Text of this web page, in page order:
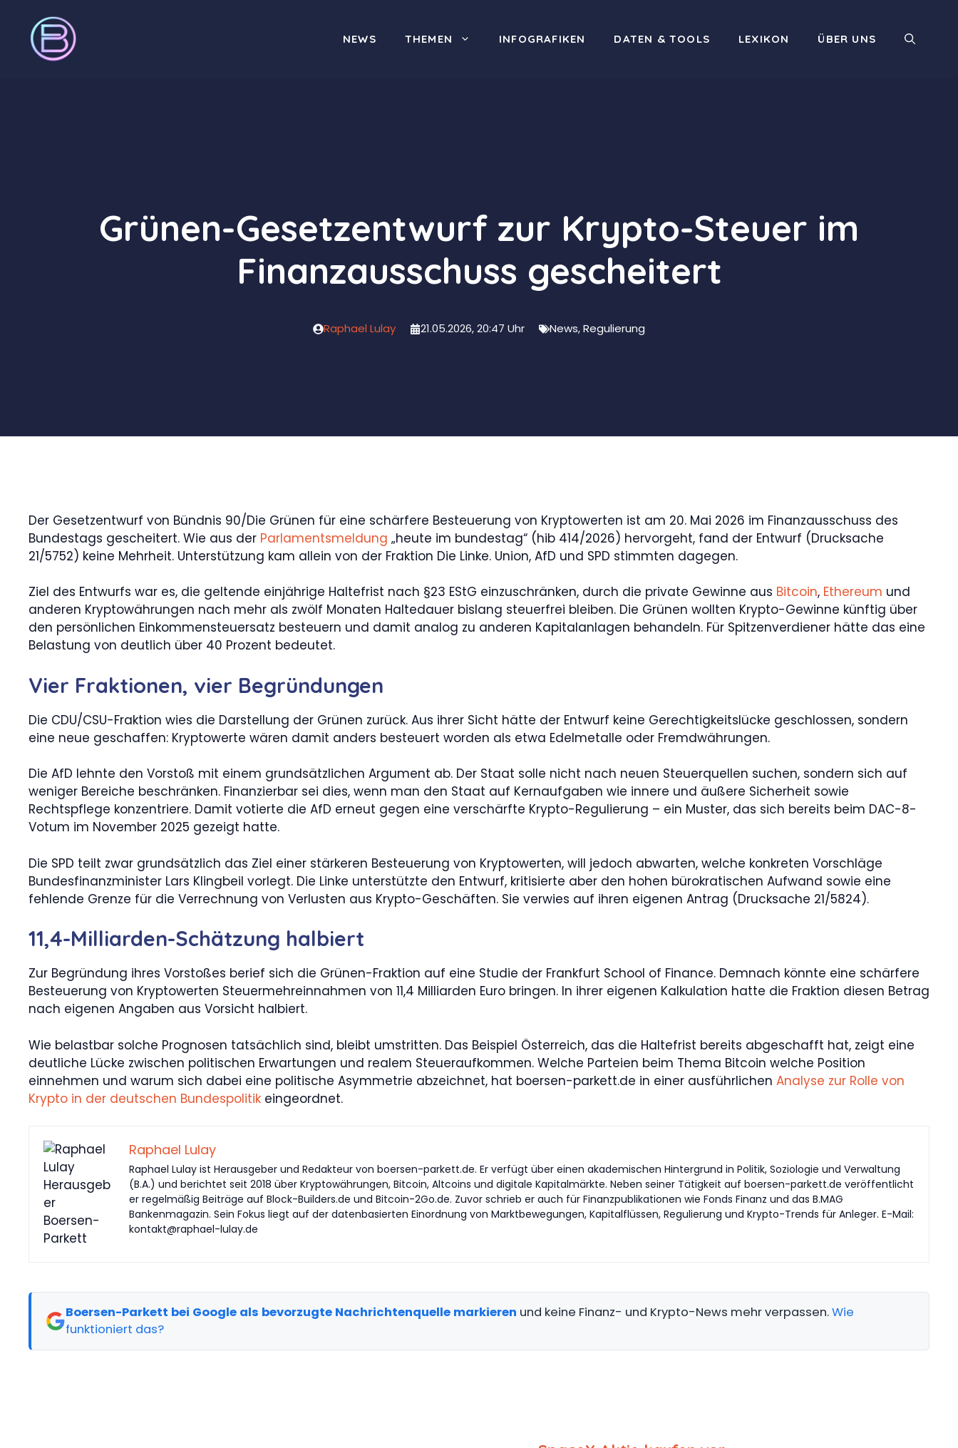
Inhalt
springen
NEWS THEMEN INFOGRAFIKEN DATEN & TOOLS LEXIKON ÜBER UNS
Grünen-Gesetzentwurf zur Krypto-Steuer im
Finanzausschuss gescheitert
Raphael Lulay 21.05.2026, 20:47 Uhr News,Regulierung
Der Gesetzentwurf von Bündnis 90/Die Grünen für eine schärfere Besteuerung von Kryptowerten ist am 20. Mai 2026 im Finanzausschuss des
Bundestags gescheitert. Wie aus der Parlamentsmeldung „heute im bundestag“ (hib 414/2026) hervorgeht, fand der Entwurf (Drucksache
21/5752) keine Mehrheit. Unterstützung kam allein von der Fraktion Die Linke. Union, AfD und SPD stimmten dagegen.
Ziel des Entwurfs war es, die geltende einjährige Haltefrist nach §23 EStG einzuschränken, durch die private Gewinne aus Bitcoin, Ethereum und
anderen Kryptowährungen nach mehr als zwölf Monaten Haltedauer bislang steuerfrei bleiben. Die Grünen wollten Krypto-Gewinne künftig über
den persönlichen Einkommensteuersatz besteuern und damit analog zu anderen Kapitalanlagen behandeln. Für Spitzenverdiener hätte das eine
Belastung von deutlich über 40 Prozent bedeutet.
Vier Fraktionen, vier Begründungen
Die CDU/CSU-Fraktion wies die Darstellung der Grünen zurück. Aus ihrer Sicht hätte der Entwurf keine Gerechtigkeitslücke geschlossen, sondern
eine neue geschaffen: Kryptowerte wären damit anders besteuert worden als etwa Edelmetalle oder Fremdwährungen.
Die AfD lehnte den Vorstoß mit einem grundsätzlichen Argument ab. Der Staat solle nicht nach neuen Steuerquellen suchen, sondern sich auf
weniger Bereiche beschränken. Finanzierbar sei dies, wenn man den Staat auf Kernaufgaben wie innere und äußere Sicherheit sowie
Rechtspflege konzentriere. Damit votierte die AfD erneut gegen eine verschärfte Krypto-Regulierung – ein Muster, das sich bereits beim DAC-8-
Votum im November 2025 gezeigt hatte.
Die SPD teilt zwar grundsätzlich das Ziel einer stärkeren Besteuerung von Kryptowerten, will jedoch abwarten, welche konkreten Vorschläge
Bundesfinanzminister Lars Klingbeil vorlegt. Die Linke unterstützte den Entwurf, kritisierte aber den hohen bürokratischen Aufwand sowie eine
fehlende Grenze für die Verrechnung von Verlusten aus Krypto-Geschäften. Sie verwies auf ihren eigenen Antrag (Drucksache 21/5824).
11,4-Milliarden-Schätzung halbiert
Zur Begründung ihres Vorstoßes berief sich die Grünen-Fraktion auf eine Studie der Frankfurt School of Finance. Demnach könnte eine schärfere
Besteuerung von Kryptowerten Steuermehreinnahmen von 11,4 Milliarden Euro bringen. In ihrer eigenen Kalkulation hatte die Fraktion diesen Betrag
nach eigenen Angaben aus Vorsicht halbiert.
Wie belastbar solche Prognosen tatsächlich sind, bleibt umstritten. Das Beispiel Österreich, das die Haltefrist bereits abgeschafft hat, zeigt eine
deutliche Lücke zwischen politischen Erwartungen und realem Steueraufkommen. Welche Parteien beim Thema Bitcoin welche Position
einnehmen und warum sich dabei eine politische Asymmetrie abzeichnet, hat boersen-parkett.de in einer ausführlichen Analyse zur Rolle von
Krypto in der deutschen Bundespolitik eingeordnet.
Raphael Lulay
Raphael Lulay ist Herausgeber und Redakteur von boersen-parkett.de. Er verfügt über einen akademischen Hintergrund in Politik, Soziologie und Verwaltung
(B.A.) und berichtet seit 2018 über Kryptowährungen, Bitcoin, Altcoins und digitale Kapitalmärkte. Neben seiner Tätigkeit auf boersen-parkett.de veröffentlicht
er regelmäßig Beiträge auf Block-Builders.de und Bitcoin-2Go.de. Zuvor schrieb er auch für Finanzpublikationen wie Fonds Finanz und das B.MAG
Bankenmagazin. Sein Fokus liegt auf der datenbasierten Einordnung von Marktbewegungen, Kapitalflüssen, Regulierung und Krypto-Trends für Anleger. E-Mail:
kontakt@raphael-lulay.de
Boersen-Parkett bei Google als bevorzugte Nachrichtenquelle markieren und keine Finanz- und Krypto-News mehr verpassen.Wie
funktioniert das?